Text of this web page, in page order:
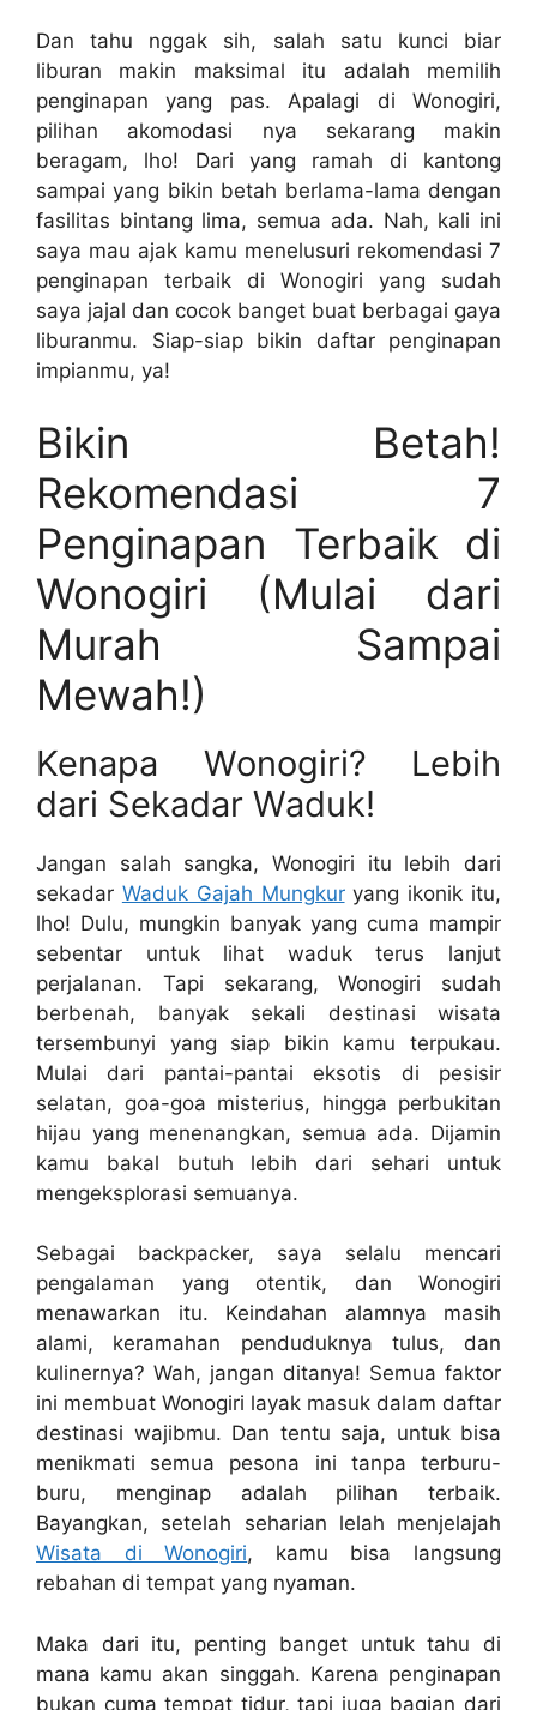
Dan tahu nggak sih, salah satu kunci biar
liburan makin maksimal itu adalah memilih
penginapan yang pas. Apalagi di Wonogiri,
pilihan akomodasi nya sekarang makin
beragam, lho! Dari yang ramah di kantong
sampai yang bikin betah berlama-lama dengan
fasilitas bintang lima, semua ada. Nah, kali ini
saya mau ajak kamu menelusuri rekomendasi 7
penginapan terbaik di Wonogiri yang sudah
saya jajal dan cocok banget buat berbagai gaya
liburanmu. Siap-siap bikin daftar penginapan
impianmu, ya!
Bikin Betah!
Rekomendasi 7
Penginapan Terbaik di
Wonogiri (Mulai dari
Murah Sampai
Mewah!)
Kenapa Wonogiri? Lebih
dari Sekadar Waduk!
Jangan salah sangka, Wonogiri itu lebih dari
sekadar Waduk Gajah Mungkuryang ikonik itu,
lho! Dulu, mungkin banyak yang cuma mampir
sebentar untuk lihat waduk terus lanjut
perjalanan. Tapi sekarang, Wonogiri sudah
berbenah, banyak sekali destinasi wisata
tersembunyi yang siap bikin kamu terpukau.
Mulai dari pantai-pantai eksotis di pesisir
selatan, goa-goa misterius, hingga perbukitan
hijau yang menenangkan, semua ada. Dijamin
kamu bakal butuh lebih dari sehari untuk
mengeksplorasi semuanya.
Sebagai backpacker, saya selalu mencari
pengalaman yang otentik, dan Wonogiri
menawarkan itu. Keindahan alamnya masih
alami, keramahan penduduknya tulus, dan
kulinernya? Wah, jangan ditanya! Semua faktor
ini membuat Wonogiri layak masuk dalam daftar
destinasi wajibmu. Dan tentu saja, untuk bisa
menikmati semua pesona ini tanpa terburu-
buru, menginap adalah pilihan terbaik.
Bayangkan, setelah seharian lelah menjelajah
Wisata di Wonogiri, kamu bisa langsung
rebahan di tempat yang nyaman.
Maka dari itu, penting banget untuk tahu di
mana kamu akan singgah. Karena penginapan
bukan cuma tempat tidur, tapi juga bagian dari